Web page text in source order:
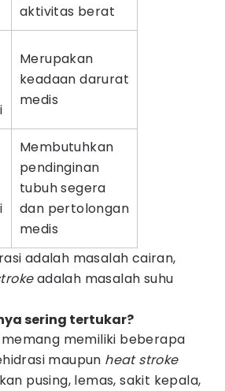
aktivitas berat
Merupakan
keadaan darurat
medis
Membutuhkan
pendinginan
tubuh segera
dan pertolongan
medis
adalah masalah cairan,
adalah masalah suhu
sering tertukar?
memiliki beberapa
maupun heat stroke
pusing, lemas, sakit kepala,